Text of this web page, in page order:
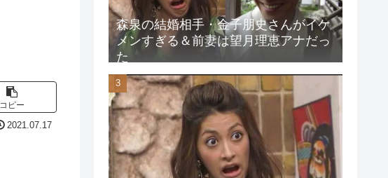
コピー
2021.07.17
森泉の結婚相手・金子朋史さんがイケ
メンすぎる＆前妻は望月理恵アナだっ
た